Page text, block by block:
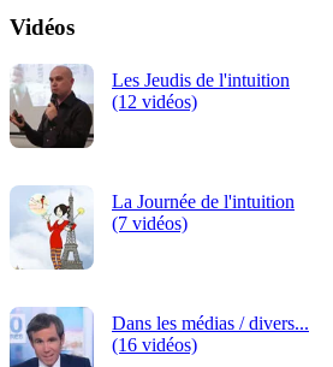
Vidéos
Les Jeudis de l'intuition
(12 vidéos)
La Journée de l'intuition
(7 vidéos)
Dans les médias / divers...
(16 vidéos)